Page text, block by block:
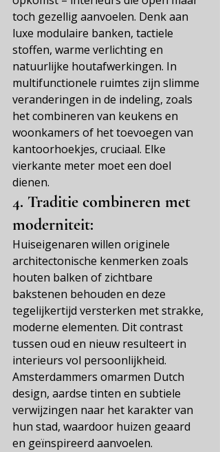
toch gezellig aanvoelen. Denk aan
luxe modulaire banken, tactiele
stoffen, warme verlichting en
natuurlijke houtafwerkingen. In
multifunctionele ruimtes zijn slimme
veranderingen in de indeling, zoals
het combineren van keukens en
woonkamers of het toevoegen van
kantoorhoekjes, cruciaal. Elke
vierkante meter moet een doel
dienen.
4. Traditie combineren met
moderniteit:
Huiseigenaren willen originele
architectonische kenmerken zoals
houten balken of zichtbare
bakstenen behouden en deze
tegelijkertijd versterken met strakke,
moderne elementen. Dit contrast
tussen oud en nieuw resulteert in
interieurs vol persoonlijkheid.
Amsterdammers omarmen Dutch
design, aardse tinten en subtiele
verwijzingen naar het karakter van
hun stad, waardoor huizen geaard
en geïnspireerd aanvoelen.